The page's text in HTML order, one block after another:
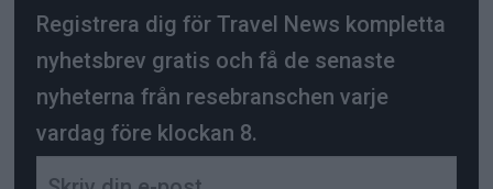
Registrera dig för Travel News kompletta
nyhetsbrev gratis och få de senaste
nyheterna från resebranschen varje
vardag före klockan 8.